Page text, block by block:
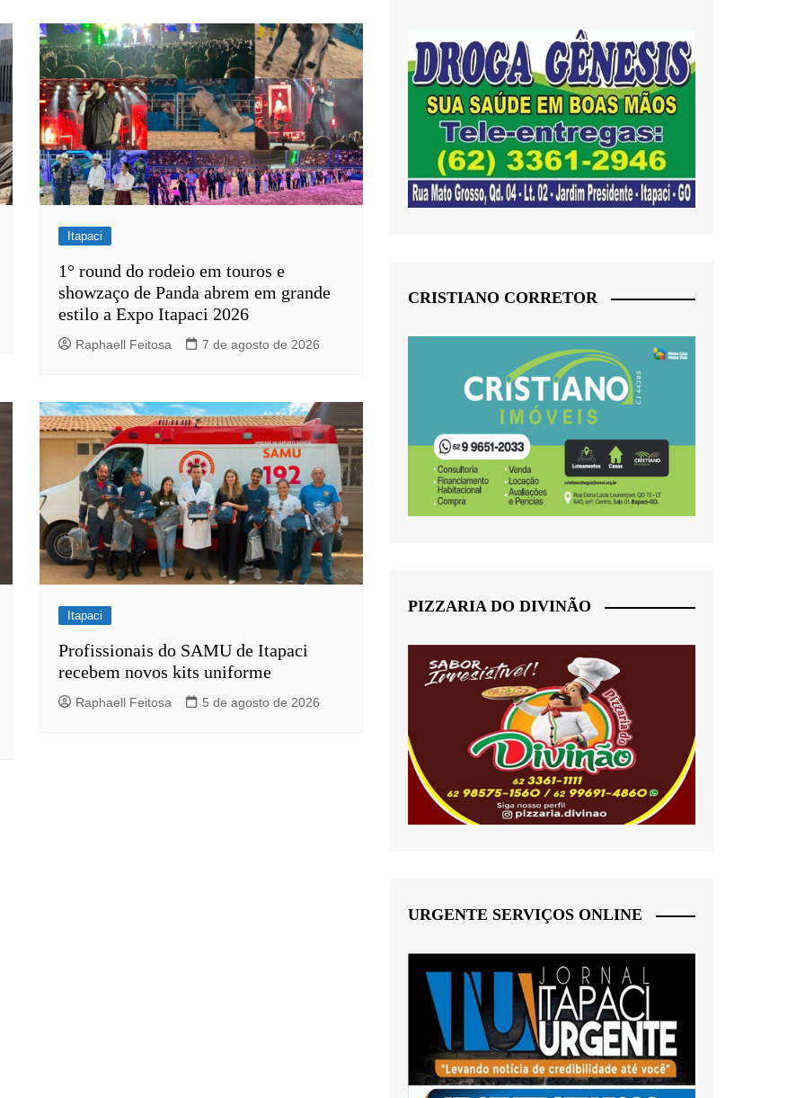
Itapaci
1° round do rodeio em touros e
showzaço de Panda abrem em grande
estilo a Expo Itapaci 2026
Raphaell Feitosa 7 de agosto de 2026
Itapaci
Profissionais do SAMU de Itapaci
recebem novos kits uniforme
Raphaell Feitosa 5 de agosto de 2026
CRISTIANO CORRETOR
PIZZARIA DO DIVINÃO
URGENTE SERVIÇOS ONLINE